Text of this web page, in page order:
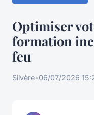
Optimiser
formation
feu
Silvère•06/07/2026